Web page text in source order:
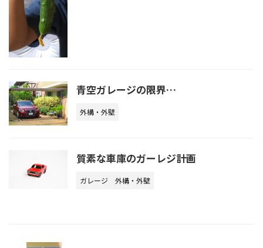
青空ガレージの限界…
外構・外壁
質素な車庫のガーレジ計画
ガレージ 外構・外壁